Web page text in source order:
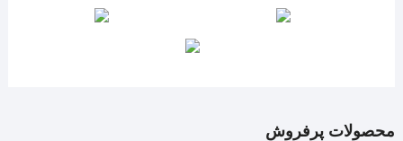
محصولات پرفروش